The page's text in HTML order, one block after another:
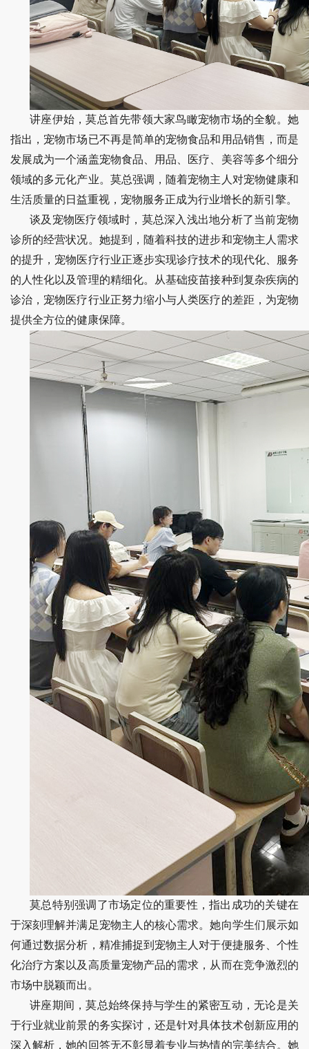
讲座伊始，莫总首先带领大家鸟瞰宠物市场的全貌。她
指出，宠物市场已不再是简单的宠物食品和用品销售，而是
发展成为一个涵盖宠物食品、用品、医疗、美容等多个细分
领域的多元化产业。莫总强调，随着宠物主人对宠物健康和
生活质量的日益重视，宠物服务正成为行业增长的新引擎。
谈及宠物医疗领域时，莫总深入浅出地分析了当前宠物
诊所的经营状况。她提到，随着科技的进步和宠物主人需求
的提升，宠物医疗行业正逐步实现诊疗技术的现代化、服务
的人性化以及管理的精细化。从基础疫苗接种到复杂疾病的
诊治，宠物医疗行业正努力缩小与人类医疗的差距，为宠物
提供全方位的健康保障。
莫总特别强调了市场定位的重要性，指出成功的关键在
于深刻理解并满足宠物主人的核心需求。她向学生们展示如
何通过数据分析，精准捕捉到宠物主人对于便捷服务、个性
化治疗方案以及高质量宠物产品的需求，从而在竞争激烈的
市场中脱颖而出。
讲座期间，莫总始终保持与学生的紧密互动，无论是关
于行业就业前景的务实探讨，还是针对具体技术创新应用的
深入解析，她的回答无不彰显着专业与热情的完美结合。她